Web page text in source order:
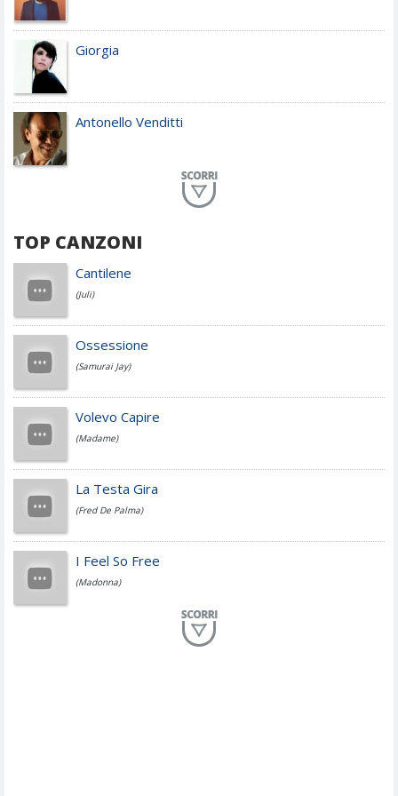
Giorgia
Antonello Venditti
Achille Lauro
Cesare Cremonini
Jovanotti
Fedez
Simone Cristicchi
TOP CANZONI
Cantilene
(Juli)
Ossessione
(Samurai Jay)
Volevo Capire
(Madame)
La Testa Gira
(Fred De Palma)
I Feel So Free
(Madonna)